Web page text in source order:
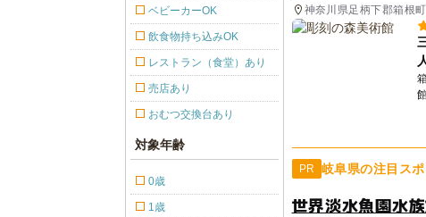
神奈川県足柄下郡箱根町
PR 岐阜県の注目ス
世界淡水魚園水
ベビーカーOK
飲食物持ち込みOK
レストラン（食堂）あり
売店あり
おむつ交換台あり
対象年齢
0歳
1歳